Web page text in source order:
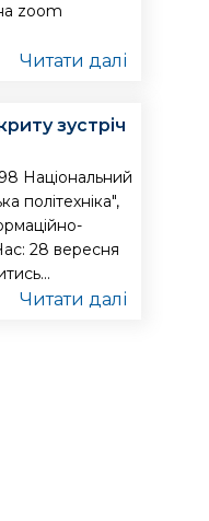
zoom
Читати далі
зустріч
Національний
політехніка",
28 вересня
Читати далі